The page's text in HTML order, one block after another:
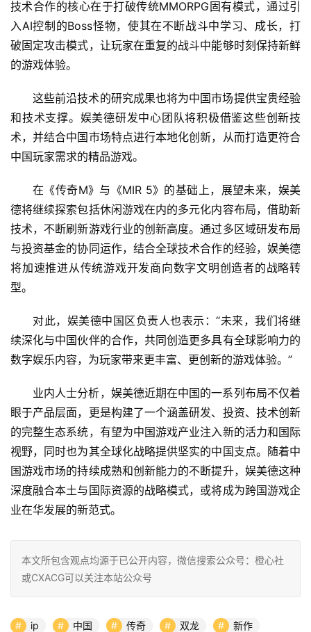
技术合作的核心在于打破传统MMORPG固有模式，通过引
入AI控制的Boss怪物，使其在不断战斗中学习、成长，打
破固定攻击模式，让玩家在重复的战斗中能够时刻保持新鲜
的游戏体验。
这些前沿技术的研究成果也将为中国市场提供宝贵经验
和技术支撑。娱美德研发中心团队将积极借鉴这些创新技
术，并结合中国市场特点进行本地化创新，从而打造更符合
中国玩家需求的精品游戏。
在《传奇M》与《MIR 5》的基础上，展望未来，娱美
德将继续探索包括休闲游戏在内的多元化内容布局，借助新
技术，不断刷新游戏行业的创新高度。通过多区域研发布局
与投资基金的协同运作，结合全球技术合作的经验，娱美德
将加速推进从传统游戏开发商向数字文明创造者的战略转
型。
对此，娱美德中国区负责人也表示：“未来，我们将继
续深化与中国伙伴的合作，共同创造更多具有全球影响力的
数字娱乐内容，为玩家带来更丰富、更创新的游戏体验。”
业内人士分析，娱美德近期在中国的一系列布局不仅着
眼于产品层面，更是构建了一个涵盖研发、投资、技术创新
的完整生态系统，有望为中国游戏产业注入新的活力和国际
视野，同时也为其全球化战略提供坚实的中国支点。随着中
国游戏市场的持续成熟和创新能力的不断提升，娱美德这种
深度融合本土与国际资源的战略模式，或将成为跨国游戏企
业在华发展的新范式。
本文所包含观点均源于已公开内容，微信搜索公众号：橙心社
或CXACG可以关注本站公众号
ip 中国 传奇 双龙
新作